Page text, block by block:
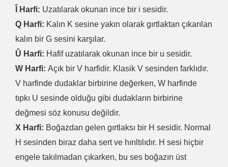
Î Harfi: Uzatılarak okunan ince bir i sesidir.
Q Harfi: Kalın K sesine yakın olarak gırtlaktan çıkarılan
kalın bir G sesini karşılar.
Û Harfi: Hafif uzatılarak okunan ince bir u sesidir.
W Harfi: Açık bir V harfidir. Klasik V sesinden farklıdır.
V harfinde dudaklar birbirine değerken, W harfinde
tıpkı U sesinde olduğu gibi dudakların birbirine
değmesi söz konusu değildir.
X Harfi: Boğazdan gelen gırtlaksı bir H sesidir. Normal
H sesinden biraz daha sert ve hırıltılıdır. H sesi hiçbir
engele takılmadan çıkarken, bu ses boğazın üst